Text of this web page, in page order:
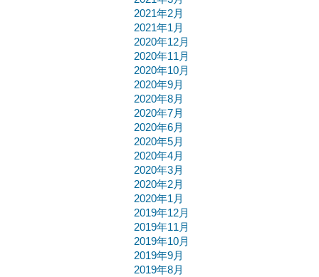
2021年2月
2021年1月
2020年12月
2020年11月
2020年10月
2020年9月
2020年8月
2020年7月
2020年6月
2020年5月
2020年4月
2020年3月
2020年2月
2020年1月
2019年12月
2019年11月
2019年10月
2019年9月
2019年8月